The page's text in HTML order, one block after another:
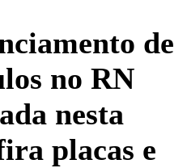
de
no RN
nesta
placas e